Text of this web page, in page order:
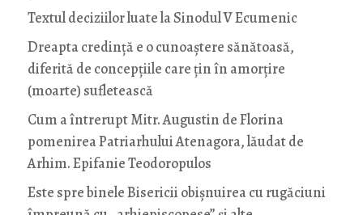
Textul deciziilor luate la Sinodul V Ecumenic
Dreapta credință e o cunoaștere sănătoasă,
diferită de concepțiile care țin în amorțire
(moarte) sufletească
Cum a întrerupt Mitr. Augustin de Florina
pomenirea Patriarhului Atenagora, lăudat de
Arhim. Epifanie Teodoropulos
Este spre binele Bisericii obișnuirea cu rugăciuni